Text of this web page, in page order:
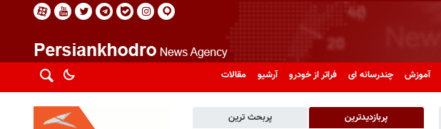
آموزش چندرسانه ای فراتر از خودرو آرشیو مقالات
پربازدیدترین پربحث ترین